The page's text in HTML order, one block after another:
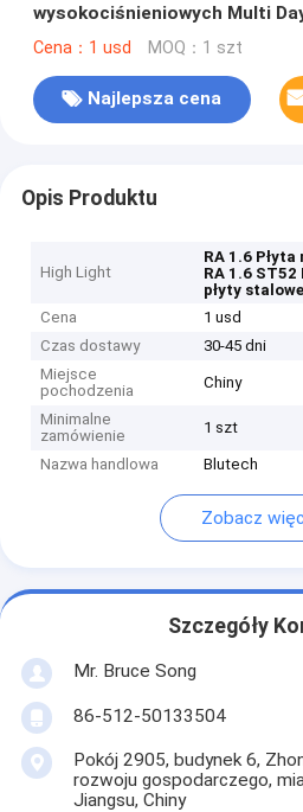
wysokociśnieniowych Multi
Cena：1 usd MOQ：1 szt
Najlepsza cena
Opis Produktu
High Light
RA 1.6
RA 1.6
płyty
Cena
1 usd
Czas dostawy
30-45 dni
Miejsce
pochodzenia
Chiny
Minimalne
zamówienie
1 szt
Nazwa handlowa Blutech
Zobacz
Szczegóły
Mr. Bruce Song
86-512-50133504
Pokój 2905, budynek 6,
rozwoju gospodarczego,
Jiangsu, Chiny